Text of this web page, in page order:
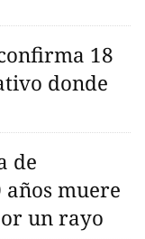
18
donde
de
muere
un rayo